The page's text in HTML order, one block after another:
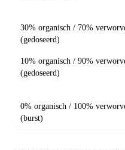
30% organisch / 70%
(gedoseerd)
10% organisch / 90%
(gedoseerd)
0% organisch / 100%
(burst)